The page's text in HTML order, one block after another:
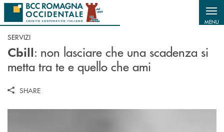
Salta al contenuto principale
MENU
SERVIZI
Cbill: non lasciare che una scadenza si
metta tra te e quello che ami
SHARE